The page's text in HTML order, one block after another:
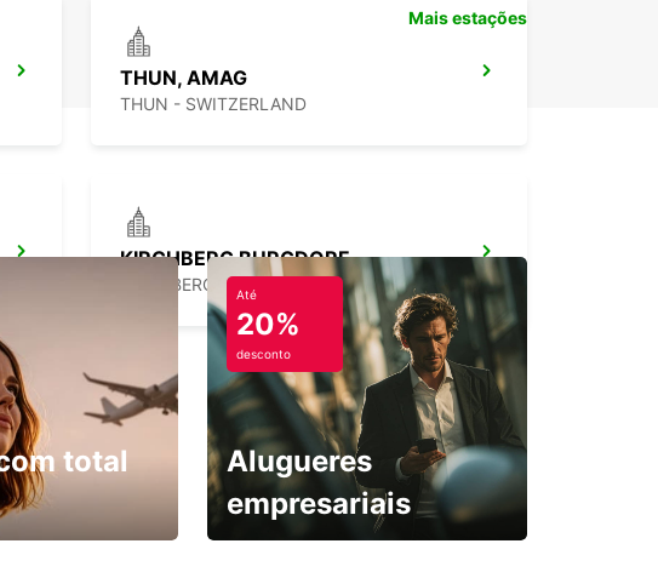
THUN, AMAG
THUN - SWITZERLAND
KIRCHBERG BURGDORF
KIRCHBERG - SWITZERLAND
Mais estações
total
Até
20%
desconto
Alugueres
empresariais